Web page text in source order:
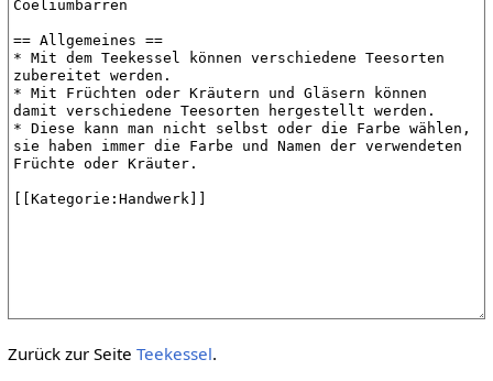
Zurück zur Seite Teekessel.